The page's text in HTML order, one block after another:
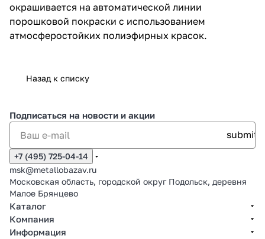
окрашивается на автоматической линии
порошковой покраски с использованием
атмосферостойких полиэфирных красок.
Назад к списку
Подписаться на новости и акции
+7 (495) 725-04-14
msk@metallobazav.ru
Московская область, городской округ Подольск, деревня
Малое Брянцево
Каталог
Компания
Информация